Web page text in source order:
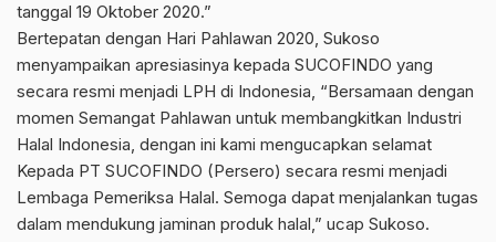
tanggal 19 Oktober 2020.”
Bertepatan dengan Hari Pahlawan 2020, Sukoso
menyampaikan apresiasinya kepada SUCOFINDO yang
secara resmi menjadi LPH di Indonesia, “Bersamaan dengan
momen Semangat Pahlawan untuk membangkitkan Industri
Halal Indonesia, dengan ini kami mengucapkan selamat
Kepada PT SUCOFINDO (Persero) secara resmi menjadi
Lembaga Pemeriksa Halal. Semoga dapat menjalankan tugas
dalam mendukung jaminan produk halal,” ucap Sukoso.